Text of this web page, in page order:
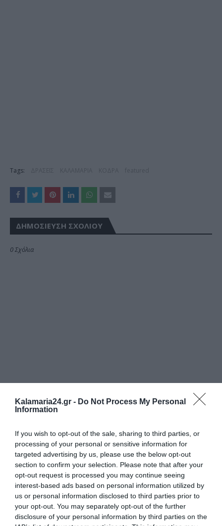
Kalamaria24.gr - Do Not Process My Personal
Information
If you wish to opt-out of the sale, sharing to third parties, or
processing of your personal or sensitive information for
targeted advertising by us, please use the below opt-out
section to confirm your selection. Please note that after your
opt-out request is processed you may continue seeing
interest-based ads based on personal information utilized by
us or personal information disclosed to third parties prior to
your opt-out. You may separately opt-out of the further
disclosure of your personal information by third parties on the
Tags:
ΔΗΜΟΣΊΕΥΣΗ ΣΧΟΛΊΟΥ
0 Σχόλια